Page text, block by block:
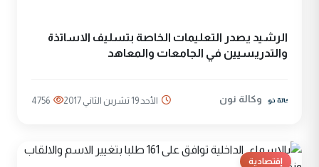
الرشيد يصدر التعليمات الخاصة بتسليف الاساتذة
والتدريسيين في الجامعات والمعاهد
وكالة نون الأحد 19 تشرين الثاني 2017 4756
إقتصادية